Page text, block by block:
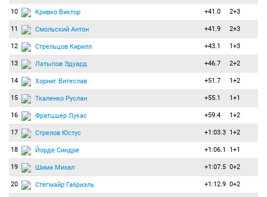
10 Кривко Виктор +41.0 2+3
11 Смольский Антон +41.9 2+3
12 Стрельцов Кирилл +43.1 1+3
13 Латыпов Эдуард +46.7 2+2
14 Хорниг Витеслав +51.7 1+2
15 Ткаленко Руслан +55.1 1+1
16 Фратцшер Лукас +59.4 1+2
17 Стрелов Юстус +1:03.3 1+2
18 Йорде Синдре +1:06.1 1+1
19 Шима Михал +1:07.5 0+2
20 Стегмайр Габриэль +1:12.9 0+2